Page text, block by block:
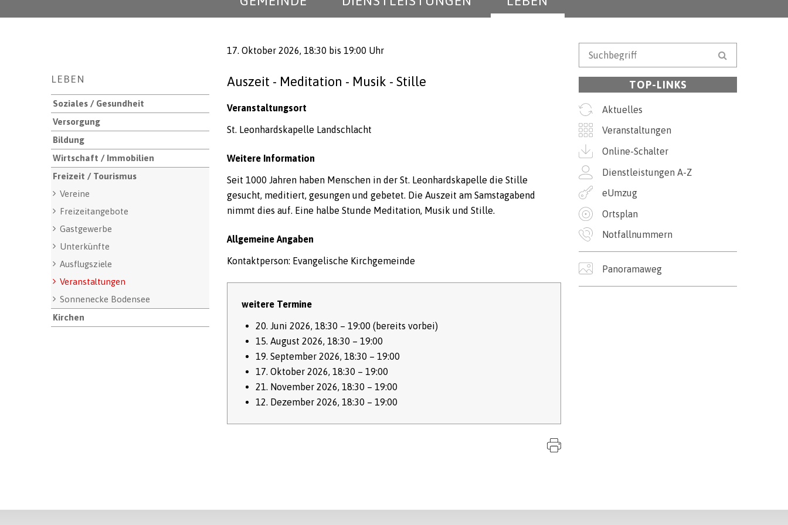
Unternavigation
LEBEN
Soziales / Gesundheit
Versorgung
Bildung
Wirtschaft / Immobilien
Freizeit / Tourismus
Vereine
Freizeitangebote
Gastgewerbe
Unterkünfte
Ausflugsziele
Veranstaltungen
Sonnenecke Bodensee
Kirchen
17. Oktober 2026, 18:30 bis 19:00 Uhr
Auszeit - Meditation - Musik - Stille
Veranstaltungsort
St. Leonhardskapelle Landschlacht
Weitere Information
Seit 1000 Jahren haben Menschen in der St. Leonhardskapelle die Stille
gesucht, meditiert, gesungen und gebetet. Die Auszeit am Samstagabend
nimmt dies auf. Eine halbe Stunde Meditation, Musik und Stille.
Allgemeine Angaben
Kontaktperson: Evangelische Kirchgemeinde
weitere Termine
20. Juni 2026, 18:30 – 19:00 (bereits vorbei)
15. August 2026, 18:30 – 19:00
19. September 2026, 18:30 – 19:00
17. Oktober 2026, 18:30 – 19:00
21. November 2026, 18:30 – 19:00
12. Dezember 2026, 18:30 – 19:00
Seite drucken
Suchbegriff
TOP-LINKS
Aktuelles
Veranstaltungen
Online-Schalter
Dienstleistungen A-Z
eUmzug
Ortsplan
Notfallnummern
Panoramaweg